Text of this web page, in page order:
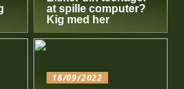
at spille computer?
Kig med her
16/09/2022